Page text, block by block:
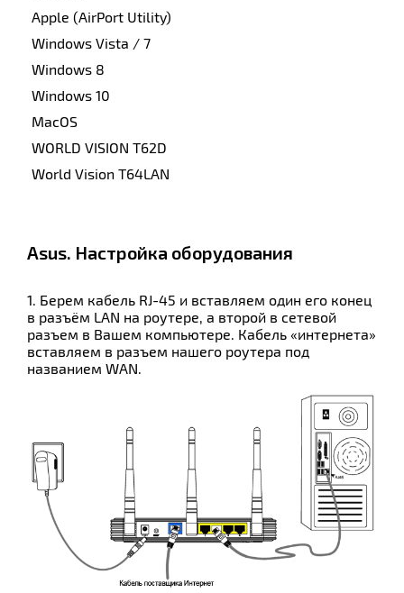
Apple (AirPort Utility)
Windows Vista / 7
Windows 8
Windows 10
MacOS
WORLD VISION T62D
World Vision T64LAN
Asus. Настройка оборудования
1. Берем кабель RJ-45 и вставляем один его конец
в разъём LAN на роутере, а второй в сетевой
разъем в Вашем компьютере. Кабель «интернета»
вставляем в разъем нашего роутера под
названием WAN.